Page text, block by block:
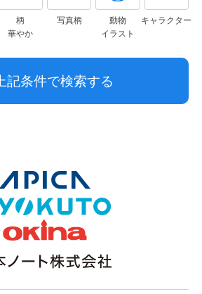
柄
華やか
写真柄
動物
イラスト
キャラクター
上記条件で検索する